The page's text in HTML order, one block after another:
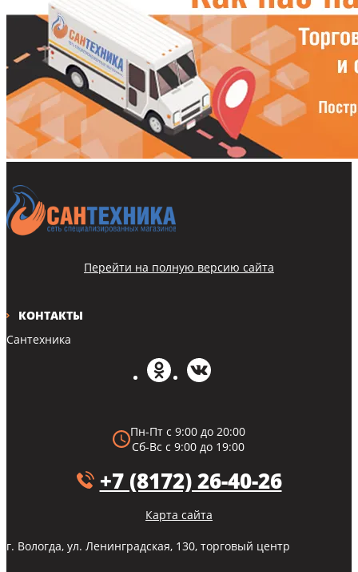
КОНТАКТЫ
Сантехника
Пн-Пт с 9:00 до 20:00
Сб-Вс с 9:00 до 19:00
+7 (8172) 26-40-26
Карта сайта
г. Вологда, ул. Ленинградская, 130, торговый центр
Перейти на полную версию сайта